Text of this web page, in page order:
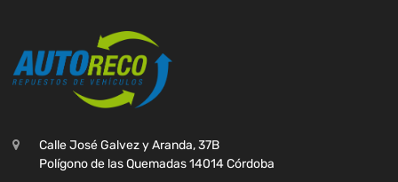
Calle José Galvez y Aranda, 37B
Polígono de las Quemadas 14014 Córdoba